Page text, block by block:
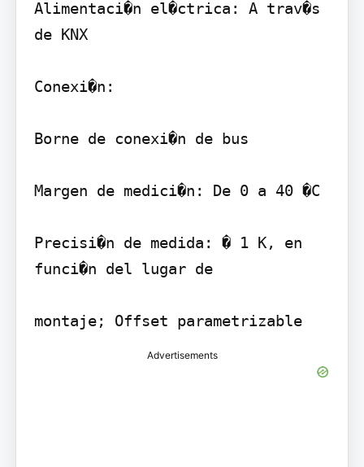
Alimentaci�n el�ctrica: A trav�s
de KNX
Conexi�n:
Borne de conexi�n de bus
Margen de medici�n: De 0 a 40 �C
Precisi�n de medida: � 1 K, en
funci�n del lugar de
montaje; Offset parametrizable
Advertisements